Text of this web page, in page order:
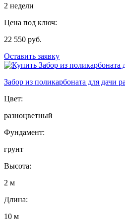
2 недели
Цена под ключ:
22 550 руб.
Оставить заявку
Забор из поликарбоната для дачи
Цвет:
разноцветный
Фундамент:
грунт
Высота:
2 м
Длина:
10 м